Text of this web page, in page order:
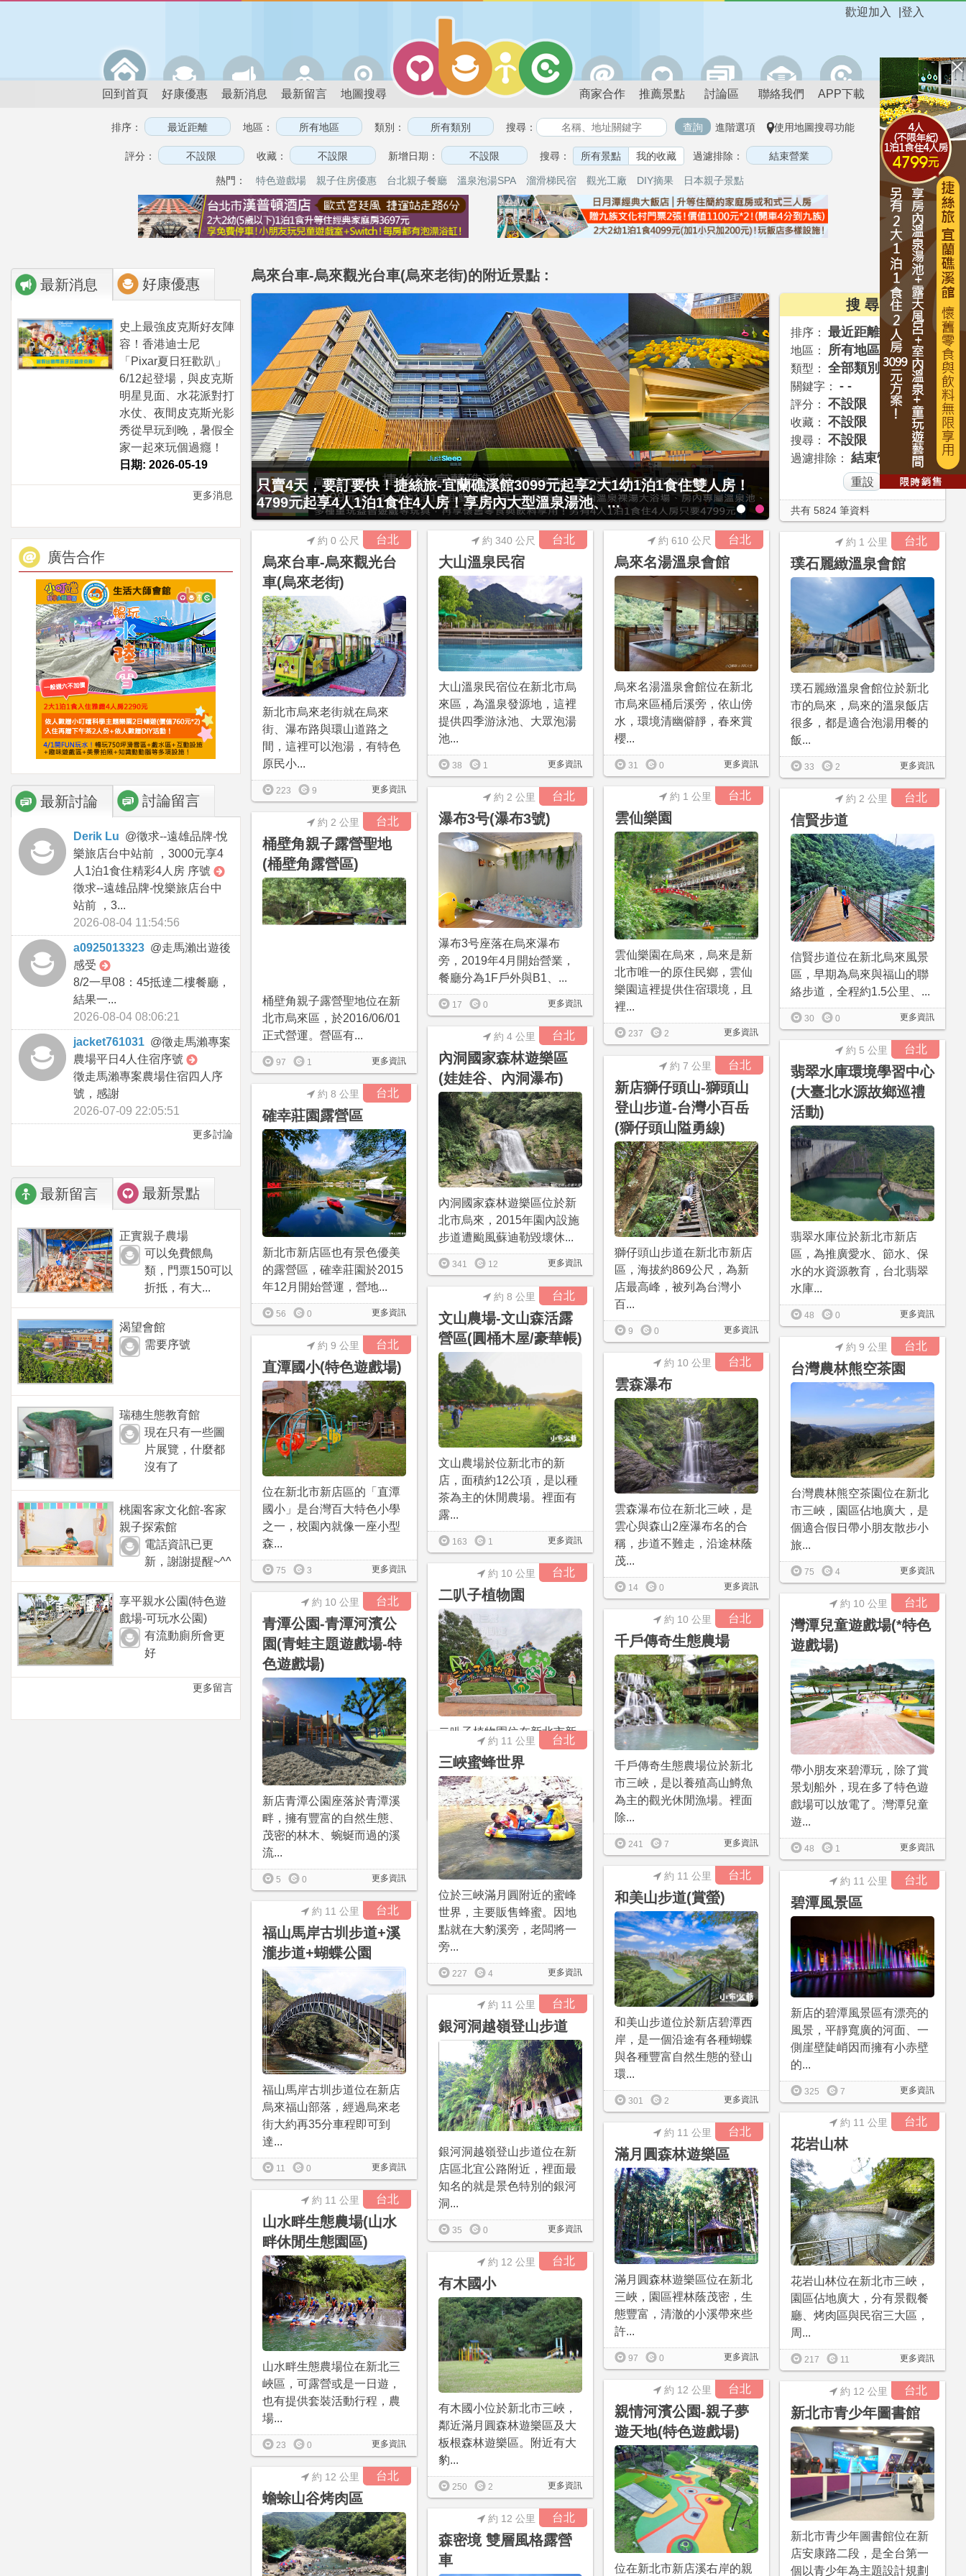
登入
歡迎加入
回到首頁 好康優惠 最新消息 最新留言 地圖搜尋 商家合作 推薦景點 討論區 聯絡我們 APP下載
排序： 地區： 類別： 搜尋： 進階選項 使用地圖搜尋功能
評分： 收藏： 新增日期： 搜尋： 所有景點 我的收藏 過濾排除：
熱門： 特色遊戲場 親子住房優惠 台北親子餐廳 溫泉泡湯SPA 溜滑梯民宿 觀光工廠 DIY摘果 日本親子景點
最新消息 好康優惠
史上最強皮克斯好友陣
容！香港迪士尼
「Pixar夏日狂歡趴」
6/12起登場，與皮克斯
明星見面、水花派對打
水仗、夜間皮克斯光影
秀從早玩到晚，暑假全
家一起來玩個過癮！
日期: 2026-05-19
更多消息
廣告合作
最新討論 討論留言
Derik Lu @徵求--遠雄品牌-悅
樂旅店台中站前 ，3000元享4
人1泊1食住精彩4人房 序號
徵求--遠雄品牌-悅樂旅店台中
站前 ，3...
2026-08-04 11:54:56
a0925013323 @走馬瀨出遊後
感受
8/2一早08：45抵達二樓餐廳，
結果一...
2026-08-04 08:06:21
jacket761031 @徵走馬瀨專案
農場平日4人住宿序號
徵走馬瀨專案農場住宿四人序
號，感謝
2026-07-09 22:05:51
更多討論
最新留言 最新景點
正實親子農場
可以免費餵鳥
類，門票150可以
折抵，有大...
渴望會館
需要序號
瑞穗生態教育館
現在只有一些圖
片展覽，什麼都
沒有了
桃園客家文化館-客家
親子探索館
電話資訊已更
新，謝謝提醒~^^
享平親水公園(特色遊
戲場-可玩水公園)
有流動廁所會更
好
更多留言
烏來台車-烏來觀光台車(烏來老街)的附近景點 :
贈九族文化村門票2張(總價值1100元*2)！4099元享日月潭經典大飯店范特奇堡2
大2幼(115公分以下)1泊1食升等住簡約家庭房或...
只賣4天，要訂要快！捷絲旅-宜蘭礁溪館3099元起享2大1幼1泊1食住雙人房！
4799元起享4人1泊1食住4人房！享房內大型溫泉湯池、...
搜 尋
排序： 最近距離
地區： 所有地區
類型： 全部類別
關鍵字： - -
評分： 不設限
收藏： 不設限
搜尋： 不設限
過濾排除： 結束營業
共有 5824 筆資料
台北
烏來台車-烏來觀光台
車(烏來老街)
約 0 公尺
新北市烏來老街就在烏來
街、瀑布路與環山道路之
間，這裡可以泡湯，有特色
原民小...
更多資訊
223 9
台北
大山溫泉民宿
約 340 公尺
大山溫泉民宿位在新北市烏
來區，為溫泉發源地，這裡
提供四季游泳池、大眾泡湯
池...
更多資訊
38 1
台北
烏來名湯溫泉會館
約 610 公尺
烏來名湯溫泉會館位在新北
市烏來區桶后溪旁，依山傍
水，環境清幽僻靜，春來賞
櫻...
更多資訊
31 0
台北
璞石麗緻溫泉會館
約 1 公里
璞石麗緻溫泉會館位於新北
市的烏來，烏來的溫泉飯店
很多，都是適合泡湯用餐的
飯...
更多資訊
33 2
台北
雲仙樂園
約 1 公里
雲仙樂園在烏來，烏來是新
北市唯一的原住民鄉，雲仙
樂園這裡提供住宿環境，且
裡...
更多資訊
237 2
台北
瀑布3号(瀑布3號)
約 2 公里
瀑布3号座落在烏來瀑布
旁，2019年4月開始營業，
餐廳分為1F戶外與B1、...
更多資訊
17 0
台北
信賢步道
約 2 公里
信賢步道位在新北烏來風景
區，早期為烏來與福山的聯
絡步道，全程約1.5公里、...
更多資訊
30 0
台北
桶壁角親子露營聖地
(桶壁角露營區)
約 2 公里
桶壁角親子露營聖地位在新
北市烏來區，於2016/06/01
正式營運。營區有...
更多資訊
97 1
台北
內洞國家森林遊樂區
(娃娃谷、內洞瀑布)
約 4 公里
內洞國家森林遊樂區位於新
北市烏來，2015年園內設施
步道遭颱風蘇迪勒毀壞休...
更多資訊
341 12
台北
翡翠水庫環境學習中心
(大臺北水源故鄉巡禮
活動)
約 5 公里
翡翠水庫位於新北市新店
區，為推廣愛水、節水、保
水的水資源教育，台北翡翠
水庫...
更多資訊
48 0
台北
新店獅仔頭山-獅頭山
登山步道-台灣小百岳
(獅仔頭山隘勇線)
約 7 公里
獅仔頭山步道在新北市新店
區，海拔約869公尺，為新
店最高峰，被列為台灣小
百...
更多資訊
9 0
台北
確幸莊園露營區
約 8 公里
新北市新店區也有景色優美
的露營區，確幸莊園於2015
年12月開始營運，營地...
更多資訊
56 0
台北
文山農場-文山森活露
營區(圓桶木屋/豪華帳)
約 8 公里
文山農場於位新北市的新
店，面積約12公項，是以種
茶為主的休閒農場。裡面有
露...
更多資訊
163 1
台北
直潭國小(特色遊戲場)
約 9 公里
位在新北市新店區的「直潭
國小」是台灣百大特色小學
之一，校園內就像一座小型
森...
更多資訊
75 3
台北
台灣農林熊空茶園
約 9 公里
台灣農林熊空茶園位在新北
市三峽，園區佔地廣大，是
個適合假日帶小朋友散步小
旅...
更多資訊
75 4
台北
雲森瀑布
約 10 公里
雲森瀑布位在新北三峽，是
雲心與森山2座瀑布名的合
稱，步道不難走，沿途林蔭
茂...
更多資訊
14 0
台北
二叭子植物園
約 10 公里
二叭子植物園位在新北市新
店區，又有安坑綠寶石之
稱，是一個適合親子散步健
行的...
更多資訊
7 0
台北
青潭公園-青潭河濱公
園(青蛙主題遊戲場-特
色遊戲場)
約 10 公里
新店青潭公園座落於青潭溪
畔，擁有豐富的自然生態、
茂密的林木、蜿蜒而過的溪
流...
更多資訊
5 0
台北
灣潭兒童遊戲場(*特色
遊戲場)
約 10 公里
帶小朋友來碧潭玩，除了賞
景划船外，現在多了特色遊
戲場可以放電了。灣潭兒童
遊...
更多資訊
48 1
台北
千戶傳奇生態農場
約 10 公里
千戶傳奇生態農場位於新北
市三峽，是以養殖高山鱒魚
為主的觀光休閒漁場。裡面
除...
更多資訊
241 7
台北
三峽蜜蜂世界
約 11 公里
位於三峽滿月圓附近的蜜峰
世界，主要販售蜂蜜。因地
點就在大豹溪旁，老闆將一
旁...
更多資訊
227 4
台北
和美山步道(賞螢)
約 11 公里
和美山步道位於新店碧潭西
岸，是一個沿途有各種蝴蝶
與各種豐富自然生態的登山
環...
更多資訊
301 2
台北
碧潭風景區
約 11 公里
新店的碧潭風景區有漂亮的
風景，平靜寬廣的河面、一
側崖壁陡峭因而擁有小赤壁
的...
更多資訊
325 7
台北
福山馬岸古圳步道+溪
瀧步道+蝴蝶公園
約 11 公里
福山馬岸古圳步道位在新店
烏來福山部落，經過烏來老
街大約再35分車程即可到
達...
更多資訊
11 0
台北
銀河洞越嶺登山步道
約 11 公里
銀河洞越嶺登山步道位在新
店區北宜公路附近，裡面最
知名的就是景色特別的銀河
洞...
更多資訊
35 0
台北
花岩山林
約 11 公里
花岩山林位在新北市三峽，
園區佔地廣大，分有景觀餐
廳、烤肉區與民宿三大區，
周...
更多資訊
217 11
台北
滿月圓森林遊樂區
約 11 公里
滿月圓森林遊樂區位在新北
三峽，園區裡林蔭茂密，生
態豐富，清澈的小溪帶來些
許...
更多資訊
97 0
台北
山水畔生態農場(山水
畔休閒生態園區)
約 11 公里
山水畔生態農場位在新北三
峽區，可露營或是一日遊，
也有提供套裝活動行程，農
場...
更多資訊
23 0
台北
有木國小
約 12 公里
有木國小位於新北市三峽，
鄰近滿月圓森林遊樂區及大
板根森林遊樂區。附近有大
豹...
更多資訊
250 2
台北
親情河濱公園-親子夢
遊天地(特色遊戲場)
約 12 公里
位在新北市新店溪右岸的親
台北
新北市青少年圖書館
約 12 公里
新北市青少年圖書館位在新
店安康路二段，是全台第一
個以青少年為主題設計規劃
台北
蟾蜍山谷烤肉區
約 12 公里
台北
森密境 雙層風格露營
車
約 12 公里